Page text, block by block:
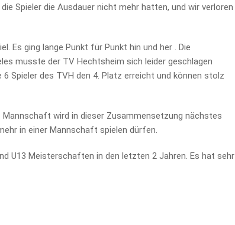
Spieler die Ausdauer nicht mehr hatten, und wir verloren
Es ging lange Punkt für Punkt hin und her . Die
musste der TV Hechtsheim sich leider geschlagen
Spieler des TVH den 4. Platz erreicht und können stolz
Mannschaft wird in dieser Zusammensetzung nächstes
in einer Mannschaft spielen dürfen.
U13 Meisterschaften in den letzten 2 Jahren. Es hat sehr